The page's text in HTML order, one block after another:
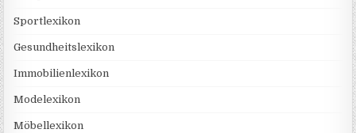
Sportlexikon
Gesundheitslexikon
Immobilienlexikon
Modelexikon
Möbellexikon